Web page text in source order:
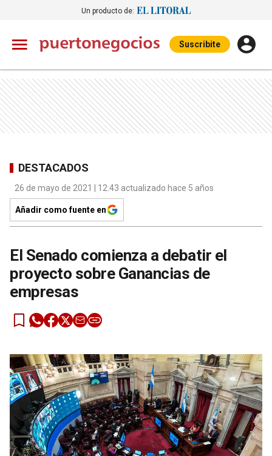
Un producto de:
Suscribite
DESTACADOS
26 de mayo de 2021 | 12:43 actualizado hace 5 años
Añadir como fuente en
El Senado comienza a debatir el
proyecto sobre Ganancias de
empresas